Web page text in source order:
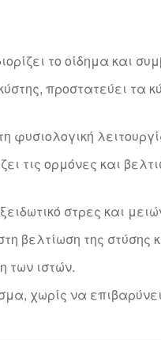
το οίδημα και
προστατεύει
φυσιολογική
τις ορμόνες και
στρες και
βελτίωση της στύσης
των ιστών.
χωρίς να